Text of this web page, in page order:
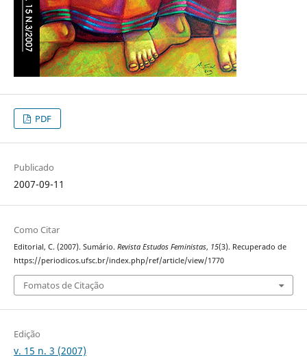
PDF
Publicado
2007-09-11
Como Citar
Editorial, C. (2007). Sumário. Revista Estudos Feministas, 15(3). Recuperado de
https://periodicos.ufsc.br/index.php/ref/article/view/1770
Fomatos de Citação
Edição
v. 15 n. 3 (2007)